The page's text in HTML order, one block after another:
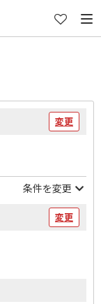
変更
条件を変更
変更